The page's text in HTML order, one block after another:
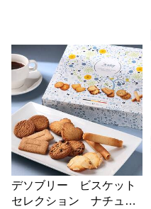
デソブリー ビスケット
セレクション ナチュラ